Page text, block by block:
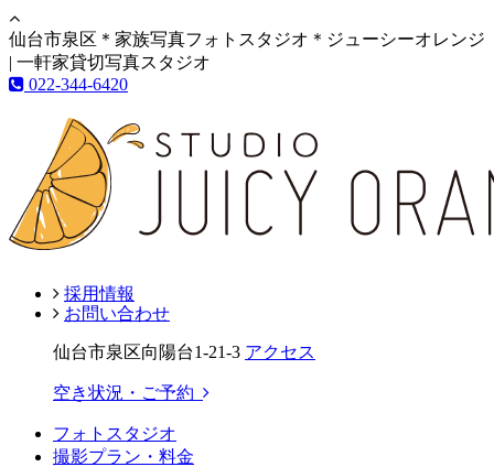
仙台市泉区＊家族写真フォトスタジオ＊ジューシーオレンジ
| 一軒家貸切写真スタジオ
022-344-6420
採用情報
お問い合わせ
仙台市泉区向陽台1-21-3 アクセス
空き状況・ご予約
フォトスタジオ
撮影プラン・料金